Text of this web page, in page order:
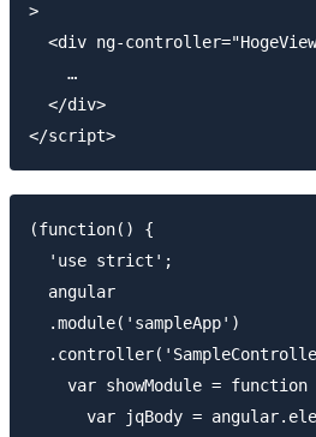
>
<div ng-
    …
  </div>
(function() {
  'use strict';
  angular
  .module('sampleApp')
var showModule = function
var jqBody =